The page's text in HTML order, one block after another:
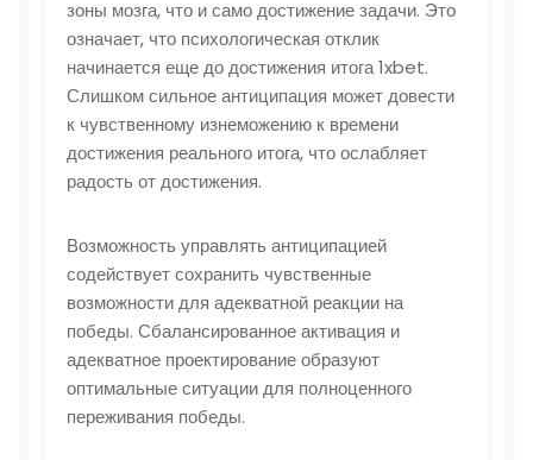
зоны мозга, что и само достижение задачи. Это
означает, что психологическая отклик
начинается еще до достижения итога 1xbet.
Слишком сильное антиципация может довести
к чувственному изнеможению к времени
достижения реального итога, что ослабляет
радость от достижения.
Возможность управлять антиципацией
содействует сохранить чувственные
возможности для адекватной реакции на
победы. Сбалансированное активация и
адекватное проектирование образуют
оптимальные ситуации для полноценного
переживания победы.